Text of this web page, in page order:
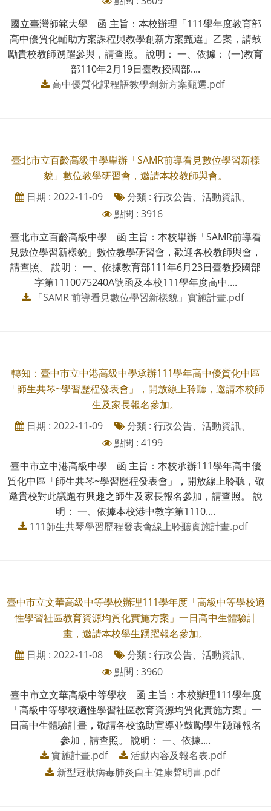
國立臺灣師範大學 函 主旨：本校辦理「111學年度教育部
高中優質化輔助方案課程與教學創新方案甄選」乙案，請鼓
勵貴校教師踴躍參與，請查照。 說明： 一、依據： (一)教育
部110年2月19日臺教授國部....
高中優質化課程語教學創新方案甄選.pdf
臺北市立百齡高級中學舉辦「SAMR前導看見數位學習新樣
貌」數位教學研習會，邀請本校教師與會。
日期 : 2022-11-09
分類 : 行政公告、活動資訊、
點閱 : 3916
臺北市立百齡高級中學 函 主旨：本校舉辦「SAMR前導看
見數位學習新樣貌」數位教學研習會，歡迎各校教師與會，
請查照。 說明： 一、依據教育部111年6月23日臺教授國部
字第1110075240A號函及本校111學年度高中....
「SAMR 前導看見數位學習新樣貌」實施計畫.pdf
轉知：臺中市立中港高級中學承辦111學年高中優質化中區
「師生共琴~學習歷程發表會」，開放線上聆聽，邀請本校師
生及家長報名參加。
日期 : 2022-11-09
分類 : 行政公告、活動資訊、
點閱 : 4199
臺中市立中港高級中學 函 主旨：本校承辦111學年高中優
質化中區「師生共琴~學習歷程發表會」，開放線上聆聽，敬
邀貴校對此議題有興趣之師生及家長報名參加，請查照。 說
明： 一、依據本校港中教字第1110....
111師生共琴學習歷程發表會線上聆聽實施計畫.pdf
臺中市立文華高級中等學校辦理111學年度「高級中等學校適
性學習社區教育資源均質化實施方案」一日高中生體驗計
畫，邀請本校學生踴躍報名參加。
日期 : 2022-11-08
分類 : 行政公告、活動資訊、
點閱 : 3960
臺中市立文華高級中等學校 函 主旨：本校辦理111學年度
「高級中等學校適性學習社區教育資源均質化實施方案」一
日高中生體驗計畫，敬請各校協助宣導並鼓勵學生踴躍報名
參加，請查照。 說明： 一、依據....
實施計畫.pdf
活動內容及報名表.pdf
新型冠狀病毒肺炎自主健康聲明書.pdf